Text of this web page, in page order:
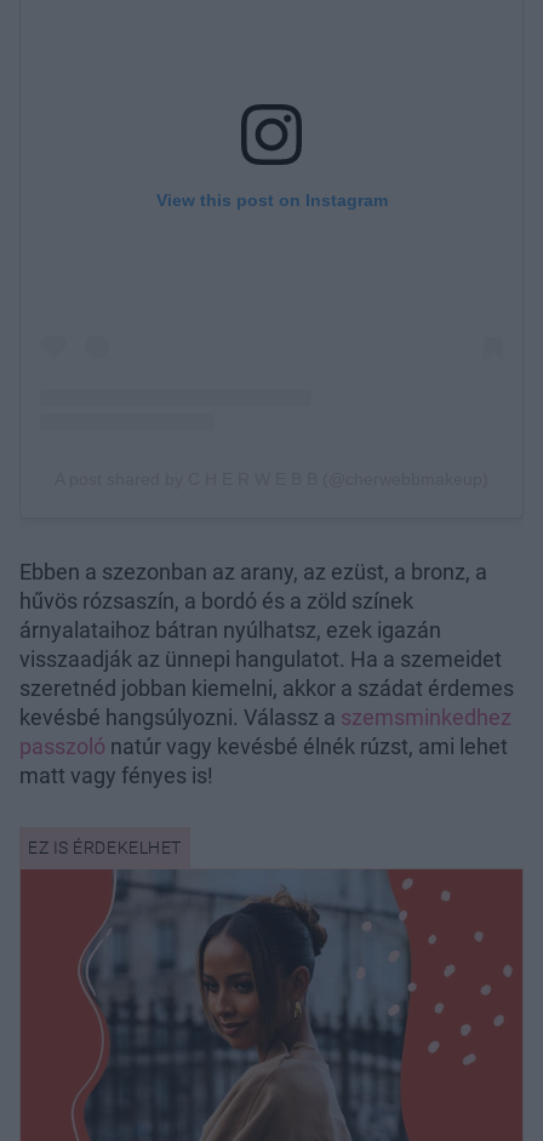
Ebben a szezonban az arany, az ezüst, a bronz, a
hűvös rózsaszín, a bordó és a zöld színek
árnyalataihoz bátran nyúlhatsz, ezek igazán
visszaadják az ünnepi hangulatot. Ha a szemeidet
szeretnéd jobban kiemelni, akkor a szádat érdemes
kevésbé hangsúlyozni. Válassz a szemsminkedhez
passzoló natúr vagy kevésbé élnék rúzst, ami lehet
matt vagy fényes is!